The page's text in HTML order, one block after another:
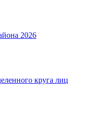
2026
круга лиц